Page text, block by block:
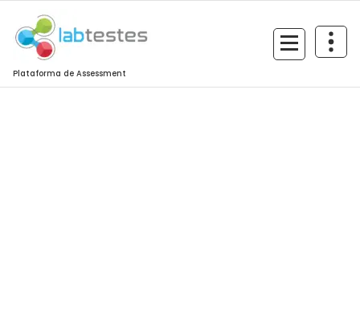
Plataforma de Assessment